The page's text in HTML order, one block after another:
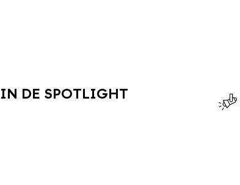
IN DE SPOTLIGHT